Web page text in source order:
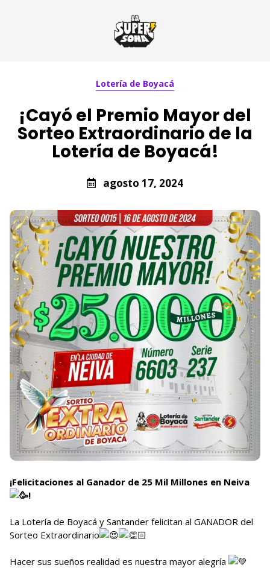
Lotería de Boyacá
¡Cayó el Premio Mayor del
Sorteo Extraordinario de la
Lotería de Boyacá!
agosto 17, 2024
¡Felicitaciones al Ganador de 25 Mil Millones en Neiva
!
La Lotería de Boyacá y Santander felicitan al GANADOR del
Sorteo Extraordinario
Hacer sus sueños realidad es nuestra mayor alegría